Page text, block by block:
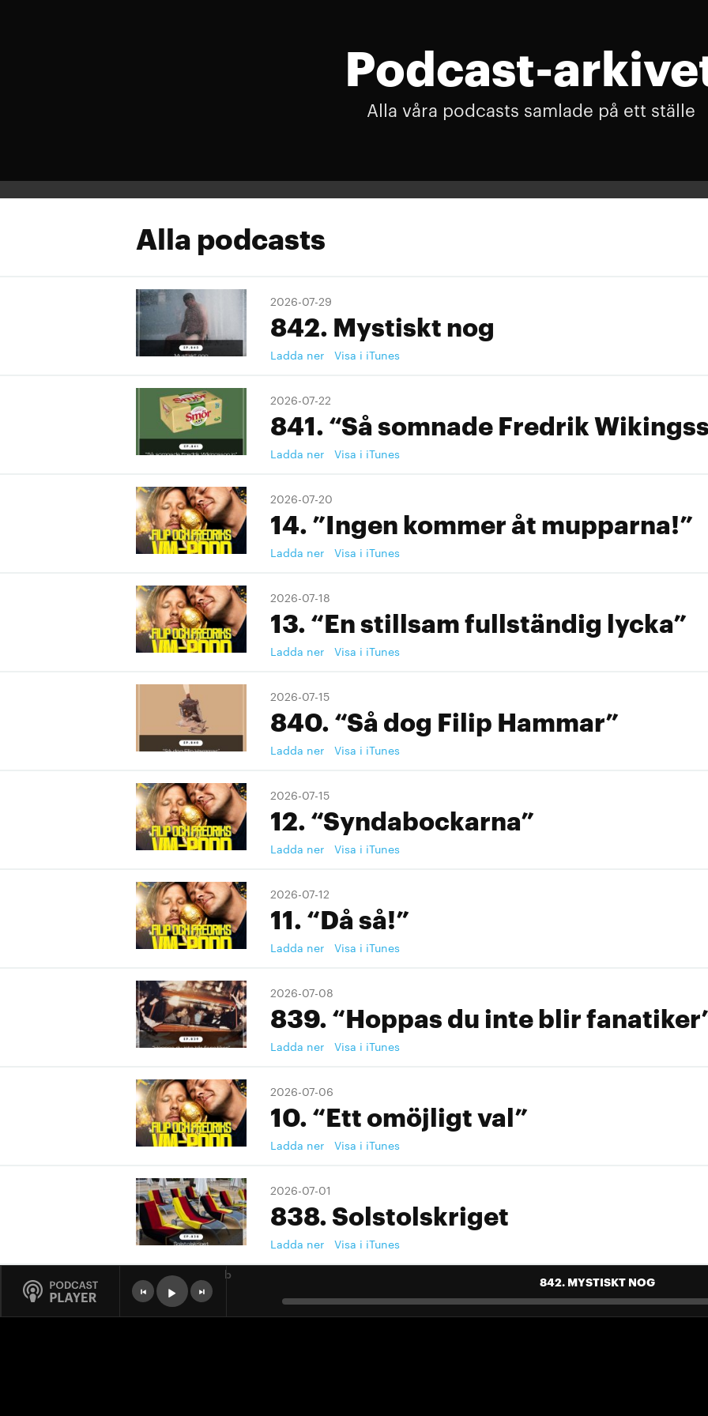
Podcast-
Alla våra podcasts samlade på ett ställe
Alla podcasts
2026-07-29
842. Mystiskt nog
Ladda ner Visa i iTunes
2026-07-22
841. “Så somnade Fredrik
Ladda ner Visa i iTunes
2026-07-20
14. ”Ingen kommer åt mupparna!”
Ladda ner Visa i iTunes
2026-07-18
13. “En stillsam fullständig lycka”
Ladda ner Visa i iTunes
2026-07-15
840. “Så dog Filip Hammar”
Ladda ner Visa i iTunes
2026-07-15
12. “Syndabockarna”
Ladda ner Visa i iTunes
2026-07-12
11. “Då så!”
Ladda ner Visa i iTunes
2026-07-08
839. “Hoppas du inte blir
Ladda ner Visa i iTunes
2026-07-06
10. “Ett omöjligt val”
Ladda ner Visa i iTunes
2026-07-01
838. Solstolskriget
Ladda ner Visa i iTunes
9. "Ett landslag att älska"
842. MYSTISKT NOG
b